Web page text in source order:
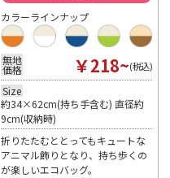
カラーラインナップ
無地
価格 ￥218~(税込)
Size
約34×62cm(持ち手含む) 直径約
9cm(収納時)
折りたたむととってもキュートな
アニマル飾りとなり、持ち歩くの
が楽しいエコバッグ。